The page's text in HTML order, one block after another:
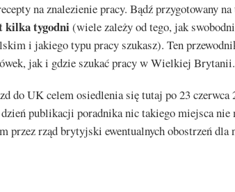
na znalezienie pracy. Bądź przygotowany na
kilka tygodni(wiele zależy od tego, jak
i jakiego typu pracy szukasz). Ten
jak i gdzie szukać pracy w Wielkiej Brytanii.
do UK celem osiedlenia się tutaj po 23 czerwca
publikacji poradnika nic takiego miejsca nie
przez rząd brytyjski ewentualnych obostrzeń dla